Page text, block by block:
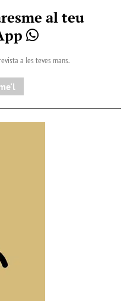
al teu
a les teves mans.